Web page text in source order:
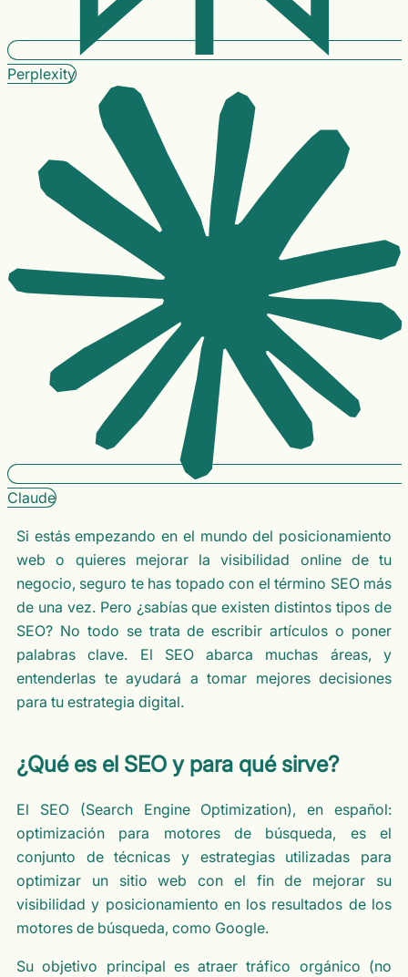
Perplexity
Claude
Si estás empezando en el mundo del posicionamiento
web o quieres mejorar la visibilidad online de tu
negocio, seguro te has topado con el término SEO más
de una vez. Pero ¿sabías que existen distintos tipos de
SEO? No todo se trata de escribir artículos o poner
palabras clave. El SEO abarca muchas áreas, y
entenderlas te ayudará a tomar mejores decisiones
para tu estrategia digital.
¿Qué es el SEO y para qué sirve?
El SEO (Search Engine Optimization), en español:
optimización para motores de búsqueda, es el
conjunto de técnicas y estrategias utilizadas para
optimizar un sitio web con el fin de mejorar su
visibilidad y posicionamiento en los resultados de los
motores de búsqueda, como Google.
Su objetivo principal es atraer tráfico orgánico (no